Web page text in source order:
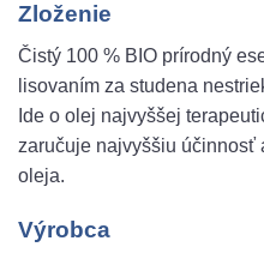
Zloženie
Čistý 100 % BIO prírodný
lisovaním za studena
Ide o olej najvyššej
zaručuje najvyššiu
oleja.
Výrobca